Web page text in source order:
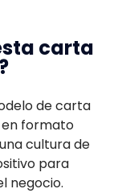
carta
de carta
formato
cultura de
para
negocio.